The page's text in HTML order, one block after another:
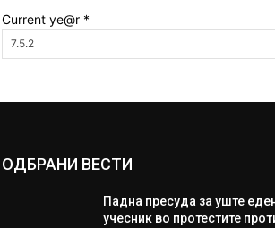
Current ye@r *
ОДБРАНИ ВЕСТИ
Падна пресуда за уште
учесник во протестите